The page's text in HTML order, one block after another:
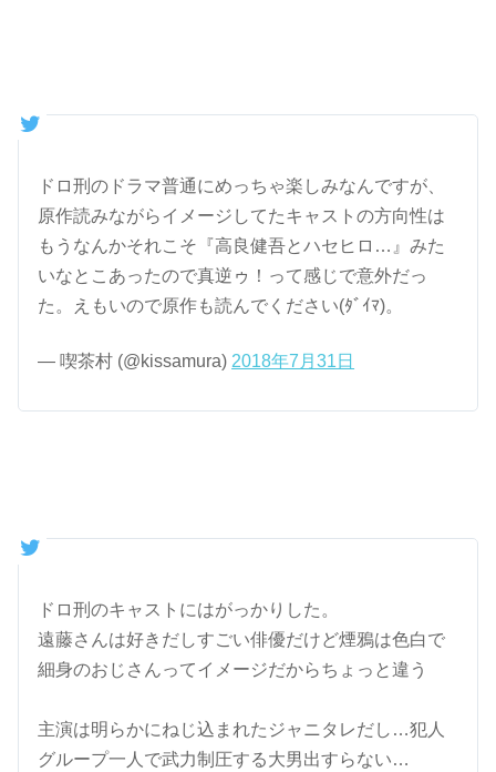
ドロ刑のドラマ普通にめっちゃ楽しみなんですが、
原作読みながらイメージしてたキャストの方向性は
もうなんかそれこそ『高良健吾とハセヒロ…』みた
いなとこあったので真逆ゥ！って感じで意外だっ
た。えもいので原作も読んでください(ﾀﾞｲﾏ)。
— 喫茶村 (@kissamura) 2018年7月31日
ドロ刑のキャストにはがっかりした。
遠藤さんは好きだしすごい俳優だけど煙鴉は色白で
細身のおじさんってイメージだからちょっと違う
主演は明らかにねじ込まれたジャニタレだし…犯人
グループ一人で武力制圧する大男出すらない…